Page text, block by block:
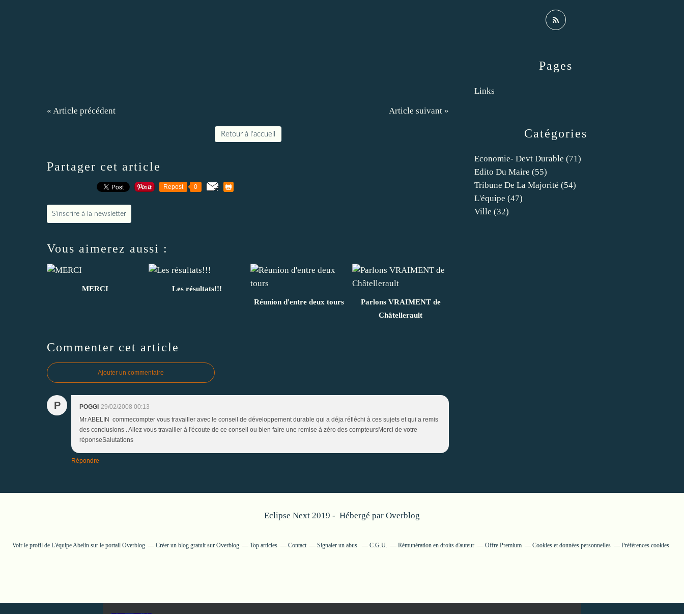
« Article précédent Article suivant »
Retour à l'accueil
Partager cet article
Repost 0
S'inscrire à la newsletter
Vous aimerez aussi :
MERCI
Les résultats!!!
Réunion d'entre deux tours
Parlons VRAIMENT de
Châtellerault
Commenter cet article
Ajouter un commentaire
P POGGI 29/02/2008 00:13
Mr ABELIN commecompter vous travailler avec le conseil de développement durable qui a déja réfléchi à ces sujets et qui a remis
des conclusions . Allez vous travailler à l'écoute de ce conseil ou bien faire une remise à zéro des compteursMerci de votre
réponseSalutations
Répondre
Catégories
Economie- Devt Durable (71)
Edito Du Maire (55)
Tribune De La Majorité (54)
L'équipe (47)
Ville (32)
Pages
Links
Eclipse Next 2019 - Hébergé par Overblog
Voir le profil de L'équipe Abelinsur le portail Overblog Créer un blog gratuit sur Overblog Top articles Contact Signaler un abus C.G.U. Rémunération en droits d'auteur Offre Premium Cookies et données personnelles Préférences cookies